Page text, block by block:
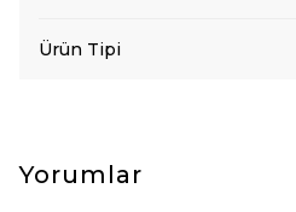
Ürün Tipi
Yorumlar